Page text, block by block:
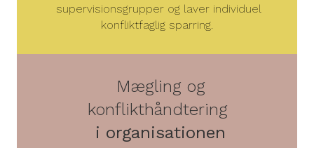
supervisionsgrupper og laver individuel
konfliktfaglig sparring.
Mægling og
konflikthåndtering
i organisationen